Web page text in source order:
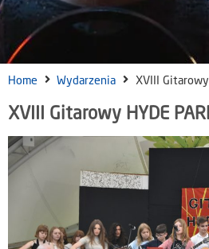
Home Wydarzenia XVIII Gitarowy
XVIII Gitarowy HYDE